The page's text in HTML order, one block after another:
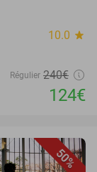
10.0 star
Régulier 240€
124€
50%